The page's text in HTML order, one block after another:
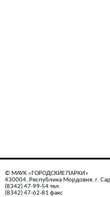
© МАУК «ГОРОДСКИЕ ПАРКИ»
430004, Республика Мордовия, г.
(8342) 47-99-54 тел.
(8342) 47-62-81 факс